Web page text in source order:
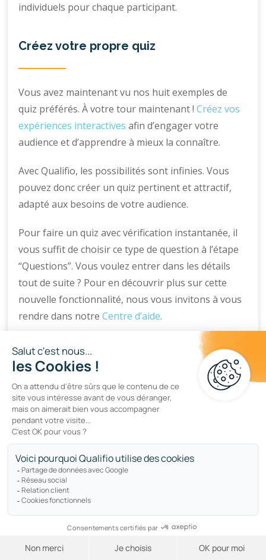
individuels pour chaque participant.
Créez votre propre quiz
Vous avez maintenant vu nos huit exemples de
quiz préférés. À votre tour maintenant !Créez vos
expériences interactives afin d’engager votre
audience et d’apprendre à mieux la connaître.
Avec Qualifio, les possibilités sont infinies. Vous
pouvez donc créer un quiz pertinent et attractif,
adapté aux besoins de votre audience.
Pour faire un quiz avec vérification instantanée, il
vous suffit de choisir ce type de question à l’étape
“Questions”. Vous voulez entrer dans les détails
tout de suite ? Pour en découvrir plus sur cette
nouvelle fonctionnalité, nous vous invitons à vous
rendre dans notreCentre d’aide.
Conclusion
C’est à peu près tout ! Nous sommes heureux que
vous soyez arrivé(e) jusqu’ici et nous espérons que
vous avez apprécié l’article d’aujourd’hui. Pour
l’écoute de lanewsletter Qualifio
Nous ne saurions trop vous remercier pour
fonctionnalités que vous prenez le temps de
nous envoyer.
Nous avons la chance d’avoir une